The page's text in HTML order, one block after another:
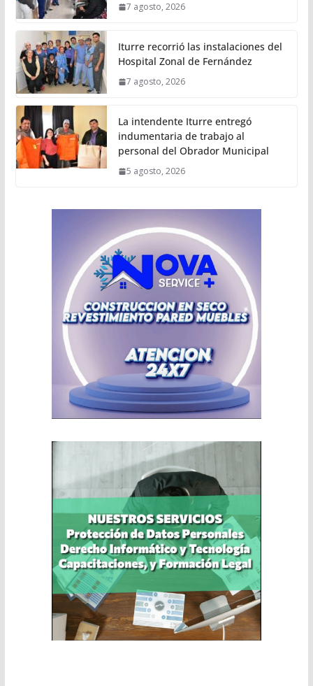
7 agosto, 2026
Iturre recorrió las instalaciones del
Hospital Zonal de Fernández
7 agosto, 2026
La intendente Iturre entregó
indumentaria de trabajo al
personal del Obrador Municipal
5 agosto, 2026